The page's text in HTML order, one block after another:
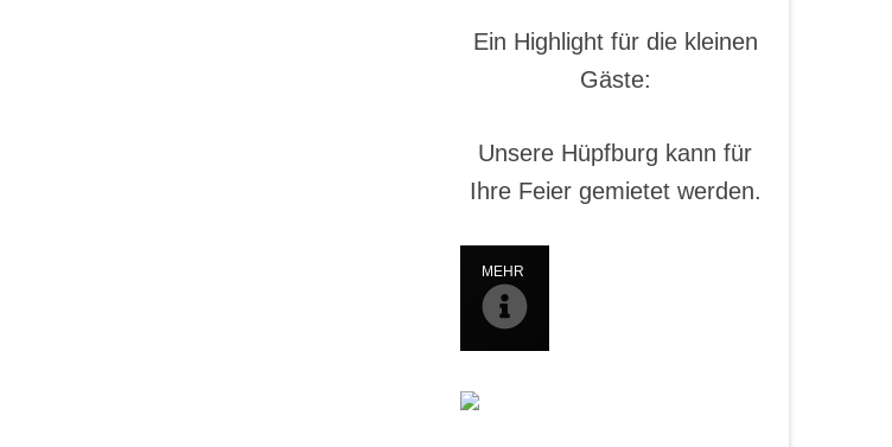
Ein Highlight für die kleinen
Gäste:
Unsere Hüpfburg kann für
Ihre Feier gemietet werden.
MEHR